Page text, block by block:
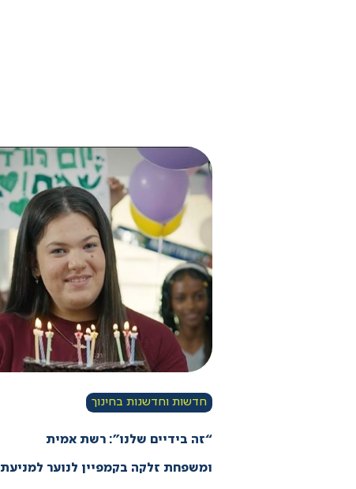
חדשות וחדשנות בחינוך
“זה בידיים שלנו”: רשת אמית
ומשפחת זלקה בקמפיין לנוער למניעת